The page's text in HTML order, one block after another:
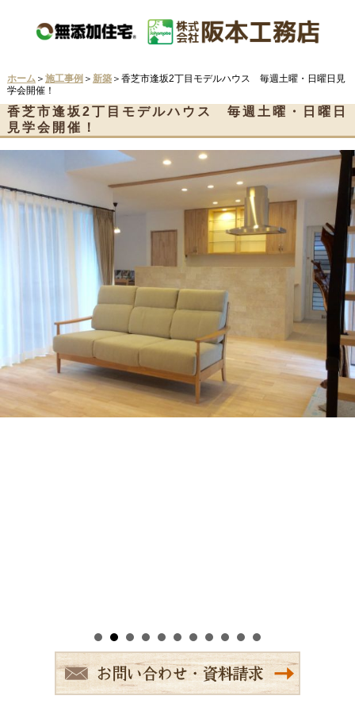
ホーム ＞ 施工事例 ＞ 新築＞香芝市逢坂2丁目モデルハウス 毎週土曜・日曜日見
学会開催！
香芝市逢坂2丁目モデルハウス 毎週土曜・日曜日
見学会開催！